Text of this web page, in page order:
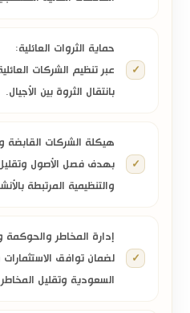
حماية الثروات العائلية:
عبر تنظيم الشركات
بانتقال الثروة بين الأجيال.
هيكلة الشركات القابضة
بهدف فصل الأصول وتقليل
والتنظيمية المرتبطة
إدارة المخاطر والحوكمة
لضمان توافق
السعودية وتقليل المخاطر